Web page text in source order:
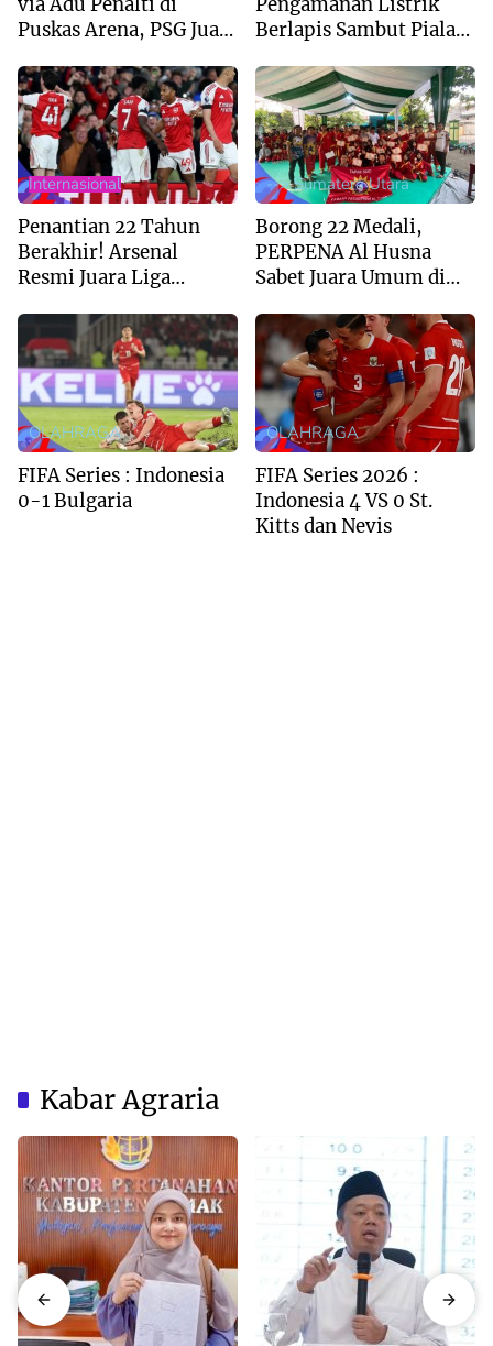
Puskas Arena, PSG Juara
Berlapis Sambut Piala
Internasional
Penantian 22 Tahun
Berakhir! Arsenal
Resmi Juara Liga
--> Sumatera Utara
Borong 22 Medali,
PERPENA Al Husna
Sabet Juara Umum di
Deli Serdang 2026
OLAHRAGA
FIFA Series : Indonesia
0-1 Bulgaria
OLAHRAGA
FIFA Series 2026 :
Indonesia 4 VS 0 St.
Kitts dan Nevis
Kabar Agraria